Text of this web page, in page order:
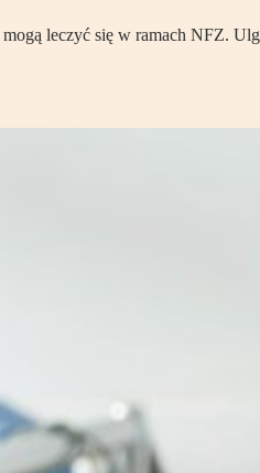
leczyć się w ramach NFZ.